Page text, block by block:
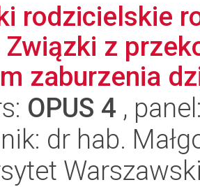
rodzicielskie
Związki z
zaburzenia
OPUS 4 ,
dr hab.